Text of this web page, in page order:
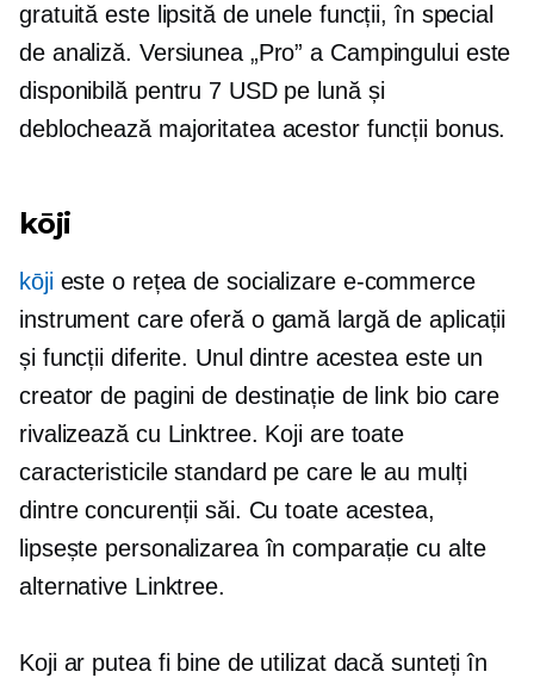
gratuită este lipsită de unele funcții, în special
de analiză. Versiunea „Pro” a Campingului este
disponibilă pentru 7 USD pe lună și
deblochează majoritatea acestor funcții bonus.
kōji
kōjieste o rețea de socializare e-commerce
instrument care oferă o gamă largă de aplicații
și funcții diferite. Unul dintre acestea este un
creator de pagini de destinație de link bio care
rivalizează cu Linktree. Koji are toate
caracteristicile standard pe care le au mulți
dintre concurenții săi. Cu toate acestea,
lipsește personalizarea în comparație cu alte
alternative Linktree.
Koji ar putea fi bine de utilizat dacă sunteți în